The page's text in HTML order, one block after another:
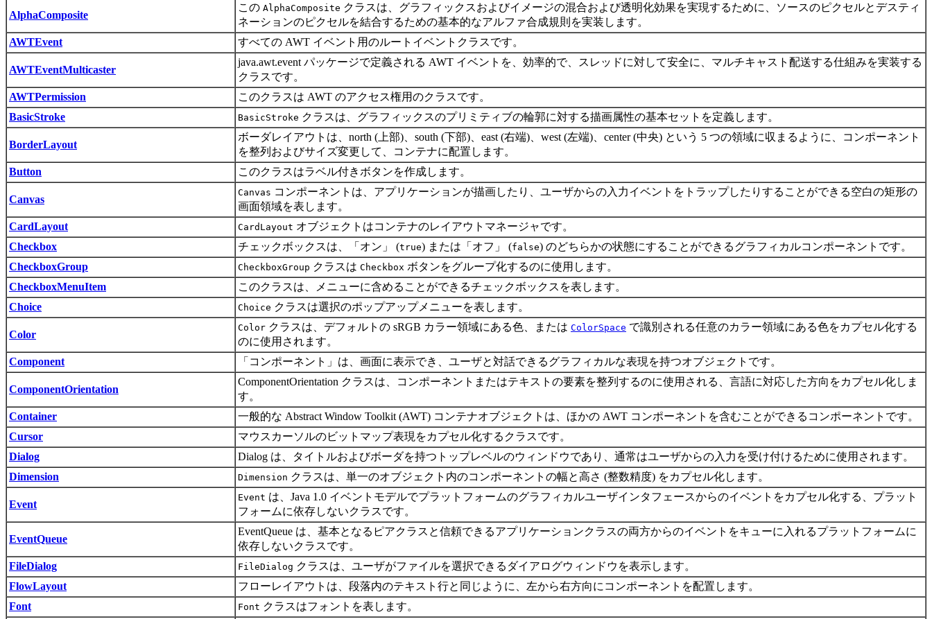
AlphaComposite
この AlphaComposite クラスは、グラフィックスおよびイメージの混合および透明化効果を実現するために、ソースのピクセルとデスティ
ネーションのピクセルを結合するための基本的なアルファ合成規則を実装します。
AWTEvent
すべての AWT イベント用のルートイベントクラスです。
AWTEventMulticaster
java.awt.event パッケージで定義される AWT イベントを、効率的で、スレッドに対して安全に、マルチキャスト配送する仕組みを実装する
クラスです。
AWTPermission
このクラスは AWT のアクセス権用のクラスです。
BasicStroke
BasicStroke クラスは、グラフィックスのプリミティブの輪郭に対する描画属性の基本セットを定義します。
BorderLayout
ボーダレイアウトは、north (上部)、south (下部)、east (右端)、west (左端)、center (中央) という 5 つの領域に収まるように、コンポーネント
を整列およびサイズ変更して、コンテナに配置します。
Button
このクラスはラベル付きボタンを作成します。
Canvas
Canvas コンポーネントは、アプリケーションが描画したり、ユーザからの入力イベントをトラップしたりすることができる空白の矩形の
画面領域を表します。
CardLayout
CardLayout オブジェクトはコンテナのレイアウトマネージャです。
Checkbox
チェックボックスは、「オン」 (true) または「オフ」 (false) のどちらかの状態にすることができるグラフィカルコンポーネントです。
CheckboxGroup
CheckboxGroup クラスは Checkbox ボタンをグループ化するのに使用します。
CheckboxMenuItem
このクラスは、メニューに含めることができるチェックボックスを表します。
Choice
Choice クラスは選択のポップアップメニューを表します。
Color
Color クラスは、デフォルトの sRGB カラー領域にある色、または ColorSpace で識別される任意のカラー領域にある色をカプセル化する
のに使用されます。
Component
「コンポーネント」は、画面に表示でき、ユーザと対話できるグラフィカルな表現を持つオブジェクトです。
ComponentOrientation
ComponentOrientation クラスは、コンポーネントまたはテキストの要素を整列するのに使用される、言語に対応した方向をカプセル化しま
す。
Container
一般的な Abstract Window Toolkit (AWT) コンテナオブジェクトは、ほかの AWT コンポーネントを含むことができるコンポーネントです。
Cursor
マウスカーソルのビットマップ表現をカプセル化するクラスです。
Dialog
Dialog は、タイトルおよびボーダを持つトップレベルのウィンドウであり、通常はユーザからの入力を受け付けるために使用されます。
Dimension
Dimension クラスは、単一のオブジェクト内のコンポーネントの幅と高さ (整数精度) をカプセル化します。
Event
Event は、Java 1.0 イベントモデルでプラットフォームのグラフィカルユーザインタフェースからのイベントをカプセル化する、プラット
フォームに依存しないクラスです。
EventQueue
EventQueue は、基本となるピアクラスと信頼できるアプリケーションクラスの両方からのイベントをキューに入れるプラットフォームに
依存しないクラスです。
FileDialog
FileDialog クラスは、ユーザがファイルを選択できるダイアログウィンドウを表示します。
FlowLayout
フローレイアウトは、段落内のテキスト行と同じように、左から右方向にコンポーネントを配置します。
Font
Font クラスはフォントを表します。